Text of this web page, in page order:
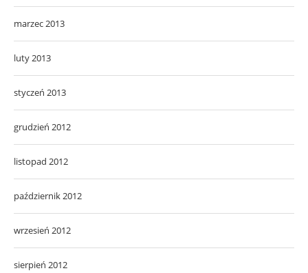
marzec 2013
luty 2013
styczeń 2013
grudzień 2012
listopad 2012
październik 2012
wrzesień 2012
sierpień 2012